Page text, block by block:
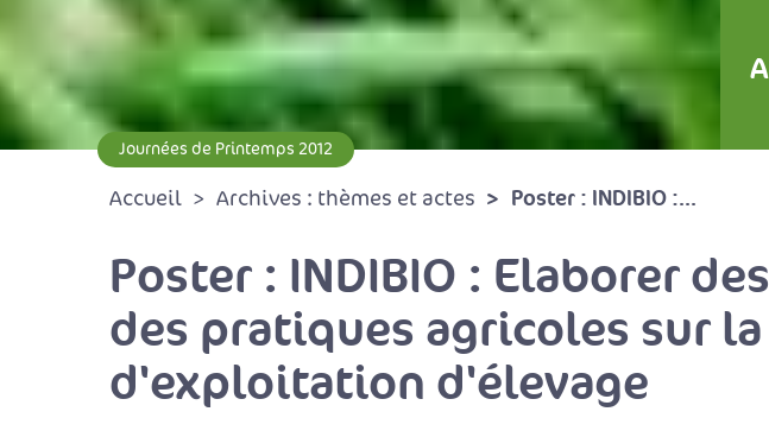
Journées de Printemps 2012
Accueil Archives : thèmes et actes Poster : INDIBIO :...
Poster : INDIBIO : Elaborer
des pratiques agricoles sur
d'exploitation d'élevage